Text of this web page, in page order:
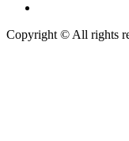
Copyright © All rights